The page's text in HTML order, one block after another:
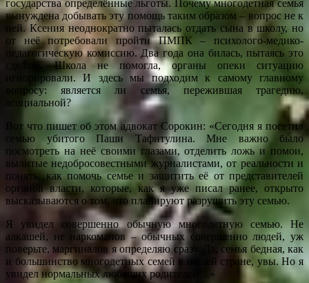
государства определённые льготы. Почему многодетная семья
вынуждена добывать эту помощь таким образом – вопрос не к
ней. Ксения неоднократно пыталась отдать сына в школу, но
от неё потребовали пройти ПМПК – психолого-медико-
педагогическую комиссию. Два года она билась, пытаясь это
сделать. Школа не помогла, органы опеки ситуацию
игнорировали. И здесь мы подходим к самому главному
вопросу: является ли семья, пережившая трагедию,
асоциальной?
Вот что пишет об этом адвокат Сорокин: «Сегодня я посетил
семью убитого Паши Тафитулина. Мне важно было
посмотреть на неё своими глазами, отделить ложь и помои,
вылитые недобросовестными журналистами, от реальности и
понять, как помочь семье и защитить её от представителей
органов власти, которые, как я уже писал ранее, открыто
высказываются о том, что планируют разрушить эту семью.
Я увидел совершенно обычную многодетную семью. Не
алкашей, не наркоманов – обычных совершенно людей, уж
поверьте, маргиналов я определяю сразу. Да, семья бедная, как
и большинство многодетных семей в нашей стране, увы. Но я
увидел нормальных любящих родителей…»